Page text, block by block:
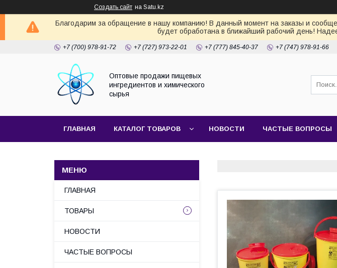
Создать сайт на Satu.kz
Благодарим за обращение в нашу компанию! В данный момент на заказы и
будет обработана в ближайший рабочий день!
+7 (700) 978-91-72 +7 (727) 973-22-01 +7 (777) 845-40-37 +7 (747) 978-91-66
Оптовые продажи пищевых
ингредиентов и химического
сырья
ГЛАВНАЯ КАТАЛОГ ТОВАРОВ НОВОСТИ ЧАСТЫЕ ВОПРОСЫ
ГЛАВНАЯ
ТОВАРЫ
НОВОСТИ
ЧАСТЫЕ ВОПРОСЫ